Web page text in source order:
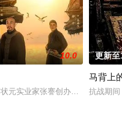
住屋，晚上鬼占房”的阴阳宅，
10.0
元实业家张謇创办大生企业，实
更新
马背上
抗战期间